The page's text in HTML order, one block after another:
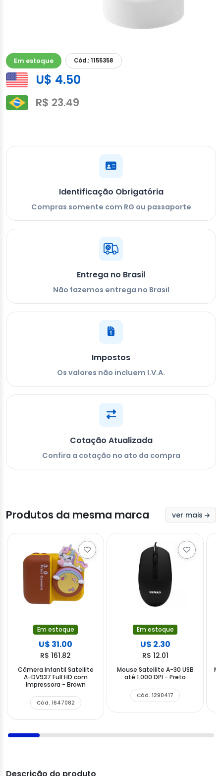
Em estoque Cód.: 1155358
U$ 4.50
R$ 23.49
Identificação Obrigatória
Compras somente com RG ou passaporte
Entrega no Brasil
Não fazemos entrega no Brasil
Impostos
Os valores não incluem I.V.A.
Cotação Atualizada
Confira a cotação no ato da compra
Produtos da mesma marca ver mais
Em estoque
U$ 31.00
R$ 161.82
Câmera Infantil Satellite
A-DV937 Full HD com
Impressora - Brown
Cód. 1647082
Em estoque
U$ 2.30
R$ 12.01
Mouse Satellite A-30 USB
até 1.000 DPI - Preto
Cód. 1290417